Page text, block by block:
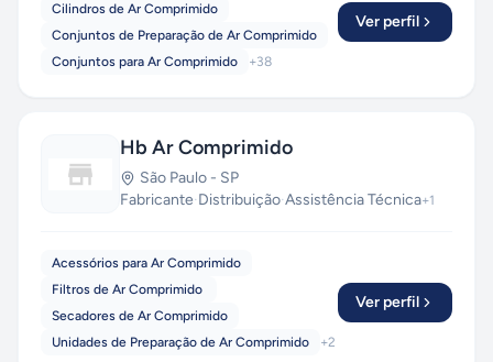
Cilindros de Ar Comprimido
Conjuntos de Preparação de Ar Comprimido
Conjuntos para Ar Comprimido
+38
Ver perfil
Hb Ar Comprimido
São Paulo - SP
Fabricante·Distribuição·Assistência Técnica+1
Acessórios para Ar Comprimido
Filtros de Ar Comprimido
Secadores de Ar Comprimido
Unidades de Preparação de Ar Comprimido
+2
Ver perfil